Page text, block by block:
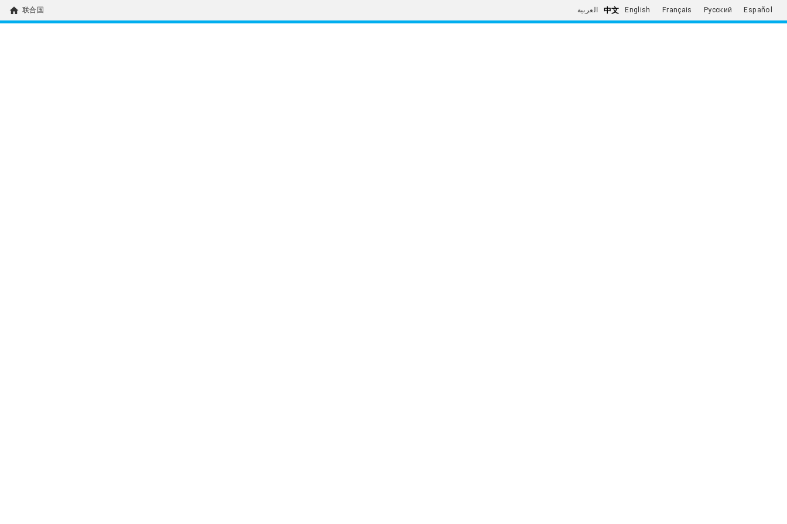
home 联合国 العربية 中文 English Français Русский Español